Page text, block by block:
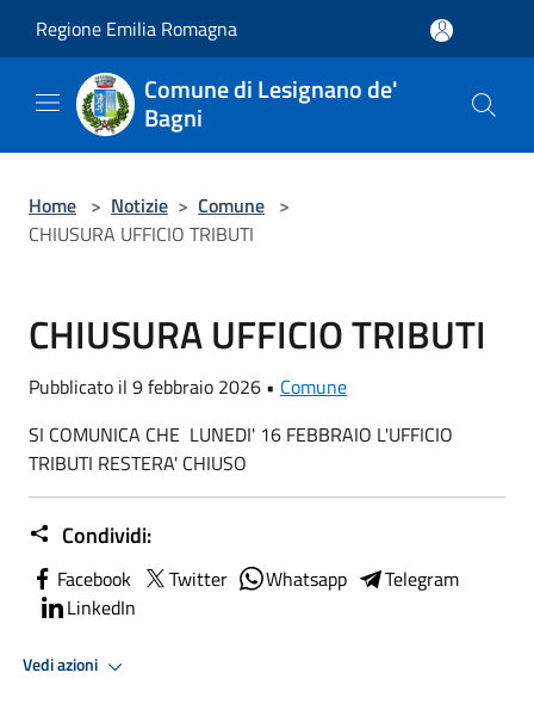
Regione Emilia Romagna
Comune di Lesignano de'
Bagni
Home > Notizie > Comune >
CHIUSURA UFFICIO TRIBUTI
CHIUSURA UFFICIO TRIBUTI
Pubblicato il 9 febbraio 2026 • Comune
SI COMUNICA CHE LUNEDI' 16 FEBBRAIO L'UFFICIO
TRIBUTI RESTERA' CHIUSO
Condividi:
Facebook Twitter Whatsapp
Telegram
LinkedIn
Vedi azioni